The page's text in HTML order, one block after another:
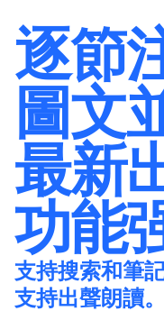
逐節
圖文
最新
功能
支持搜索和筆
支持出聲朗讀